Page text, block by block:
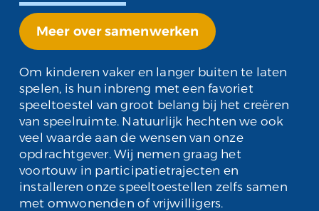
Meer over samenwerken
Om kinderen vaker en langer buiten te laten
spelen, is hun inbreng met een favoriet
speeltoestel van groot belang bij het creëren
van speelruimte. Natuurlijk hechten we ook
veel waarde aan de wensen van onze
opdrachtgever. Wij nemen graag het
voortouw in participatietrajecten en
installeren onze speeltoestellen zelfs samen
met omwonenden of vrijwilligers.